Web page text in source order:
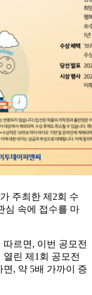
주최한 제2회 수
심 속에 접수를 마
르면, 이번 공모전
린 제1회 공모전
, 약 5배 가까이 증